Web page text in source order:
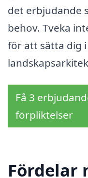
det erbjudande
behov. Tveka
för att sätta dig
Få 3
förpliktelser
Fördelar